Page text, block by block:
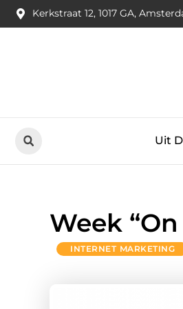
Kerkstraat 12, 1017 GA,
Uit
Week
INTERNET MARKETING